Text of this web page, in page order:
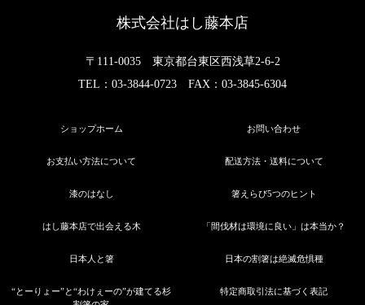
株式会社はし藤本店
〒111-0035 東京都台東区西浅草2-6-2
TEL：03-3844-0723 FAX：03-3845-6304
ショップホーム お問い合わせ
お支払い方法について 配送方法・送料について
漆のはなし 箸えらび5つのヒント
はし藤本店で出会える木 「間伐材は環境に良い」は本当か？
日本人と箸 日本の割箸は絶滅危惧種
“とーりょー”と“わけぇーの”が建てる杉
特定商取引法に基づく表記